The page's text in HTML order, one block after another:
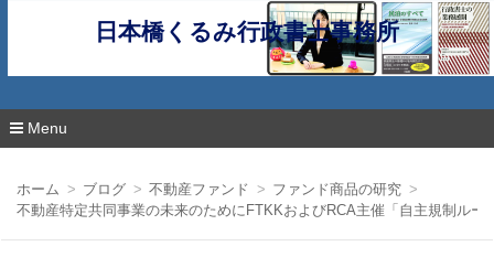
日本橋くるみ行政書士事務所
Menu
ホーム ブログ 不動産ファンド
ファンド商品の研究
不動産特定共同事業の未来のためにFTKKおよびRCA主催「自主規制ルー